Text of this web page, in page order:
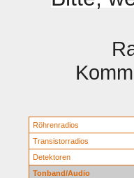
Röhrenradios
Transistorradios
Detektoren
Tonband/Audio